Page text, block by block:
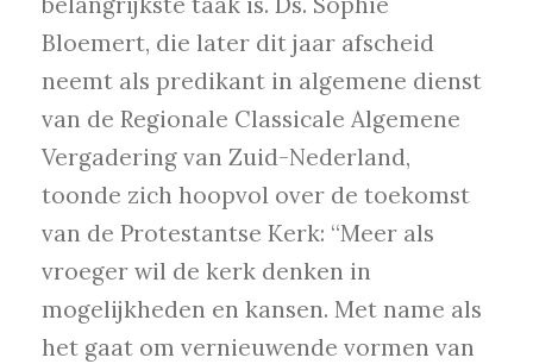
Bloemert, die later dit jaar afscheid
neemt als predikant in algemene dienst
van de Regionale Classicale Algemene
Vergadering van Zuid-Nederland,
toonde zich hoopvol over de toekomst
van de Protestantse Kerk: “Meer als
vroeger wil de kerk denken in
mogelijkheden en kansen. Met name als
het gaat om vernieuwende vormen van